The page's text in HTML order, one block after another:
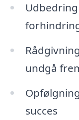
undgå
succes